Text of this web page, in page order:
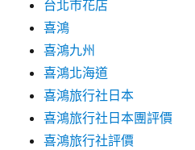
台北市花店
喜鴻
喜鴻九州
喜鴻北海道
喜鴻旅行社日本
喜鴻旅行社日本團評價
喜鴻旅行社評價